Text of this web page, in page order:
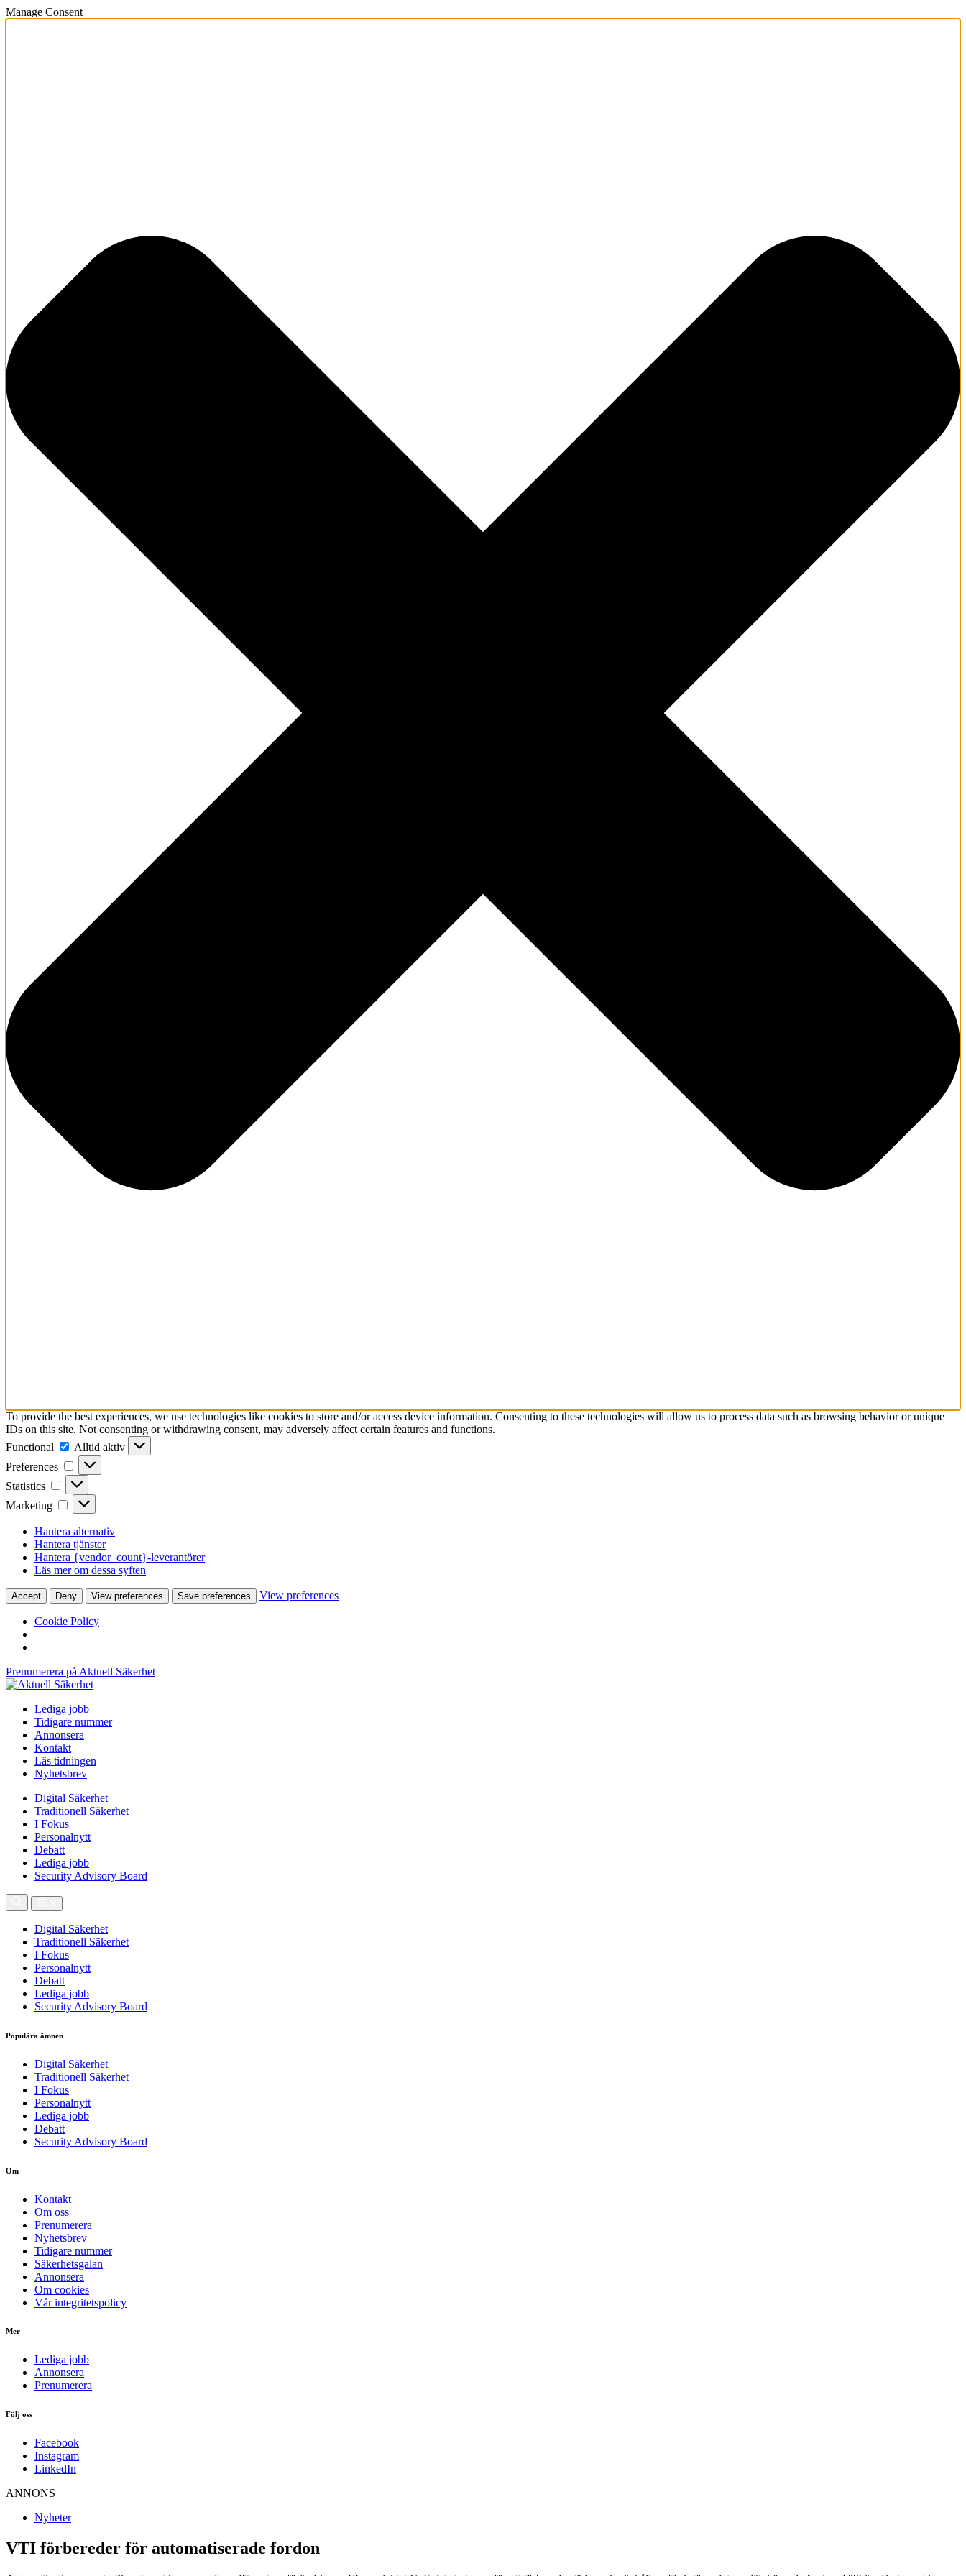
Manage Consent
To provide the best experiences, we use technologies like cookies to store and/or access device information. Consenting to these technologies will allow us to process data such as browsing behavior or unique
IDs on this site. Not consenting or withdrawing consent, may adversely affect certain features and functions.
Functional
Functional
Alltid aktiv
Preferences
Preferences
Statistics Statistics
Marketing Marketing
Hantera alternativ
Hantera tjänster
Hantera {vendor_count}-leverantörer
Läs mer om dessa syften
Accept Deny View preferences Save preferences View preferences
Cookie Policy
Prenumerera på Aktuell Säkerhet
Lediga jobb
Tidigare nummer
Annonsera
Kontakt
Läs tidningen
Nyhetsbrev
Digital Säkerhet
Traditionell Säkerhet
I Fokus
Personalnytt
Debatt
Lediga jobb
Security Advisory Board
Digital Säkerhet
Traditionell Säkerhet
I Fokus
Personalnytt
Debatt
Lediga jobb
Security Advisory Board
Populära ämnen
Digital Säkerhet
Traditionell Säkerhet
I Fokus
Personalnytt
Lediga jobb
Debatt
Security Advisory Board
Om
Kontakt
Om oss
Prenumerera
Nyhetsbrev
Tidigare nummer
Säkerhetsgalan
Annonsera
Om cookies
Vår integritetspolicy
Mer
Lediga jobb
Annonsera
Prenumerera
Följ oss
Facebook
Instagram
LinkedIn
ANNONS
Nyheter
VTI förbereder för automatiserade fordon